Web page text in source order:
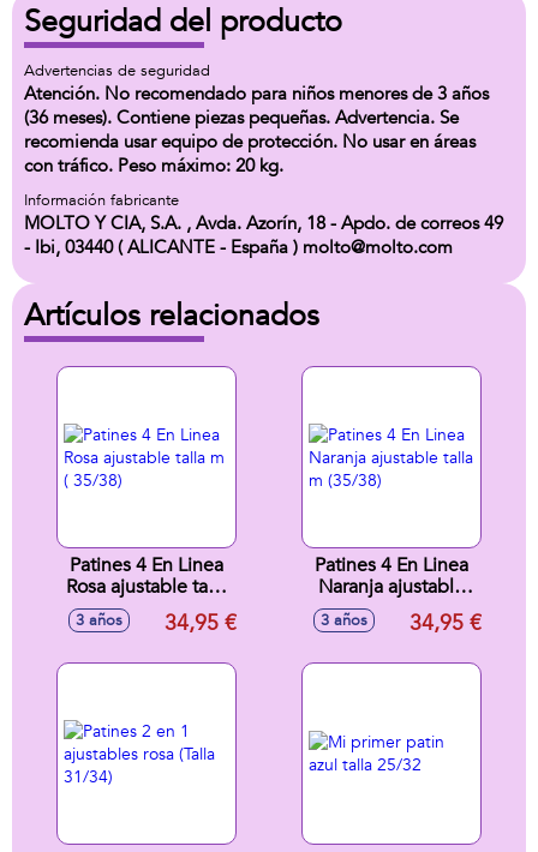
Seguridad del producto
Advertencias de seguridad
Atención. No recomendado para niños menores de 3 años
(36 meses). Contiene piezas pequeñas. Advertencia. Se
recomienda usar equipo de protección. No usar en áreas
con tráfico. Peso máximo: 20 kg.
Información fabricante
MOLTO Y CIA, S.A. , Avda. Azorín, 18 - Apdo. de correos 49
- Ibi, 03440 ( ALICANTE - España ) molto@molto.com
Artículos relacionados
Patines 4 En Linea
Rosa ajustable talla
m ( 35/38)
3 años 34,95 €
Patines 4 En Linea
Naranja ajustable
talla m (35/38)
3 años 34,95 €